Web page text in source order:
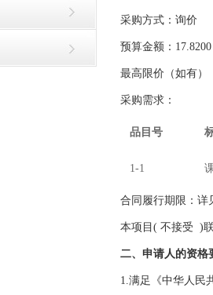
采购方式：询价
预算金额： 17.8200
最高限价（如有）
采购需求：
品目号
1-1
合同履行期限：详
本项目 ( 不接受 )
二、申请人的资格
1.满足《中华人民